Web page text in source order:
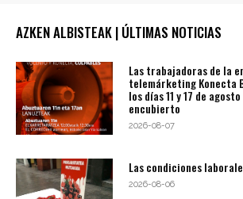
AZKEN ALBISTEAK | ÚLTIMAS NOTICIAS
Las trabajadoras de la
telemárketing Konecta
los días 11 y 17 de
encubierto
2026-08-07
Las condiciones
2026-08-06